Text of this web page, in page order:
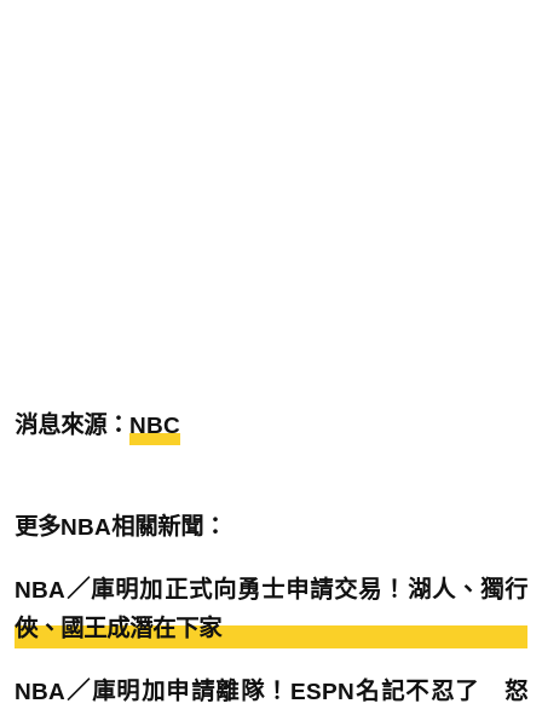
消息來源： NBC
更多NBA相關新聞：
NBA／庫明加正式向勇士申請交易！湖人、獨行
俠、國王成潛在下家
NBA／庫明加申請離隊！ESPN名記不忍了 怒